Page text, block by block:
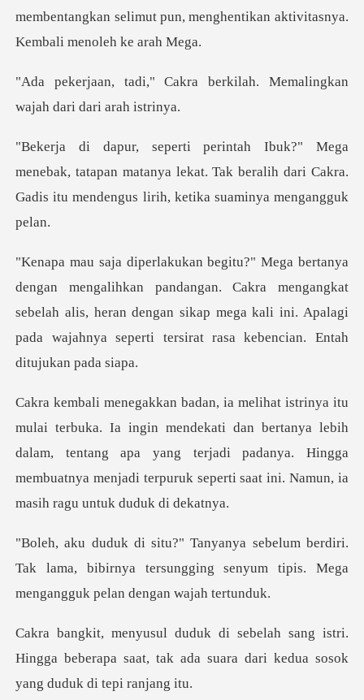
membentangkan selimut pun, menghentikan
a berkilah. Memalingkan
waj
, tatapan matanya lekat. Tak beralih dari Cakra.
Gadis
ngan. Cakra mengangkat
sebelah alis, heran dengan sikap mega kali ini. Apalag
dekati dan bertanya lebih
dalam, tentang apa yang terjadi padanya. Hingga
membuatny
diri.
Tak lama, bibirnya tersungging senyum tipi
istri.
Hingga beberapa saat, tak ada suara dar